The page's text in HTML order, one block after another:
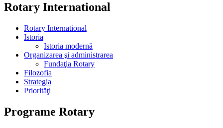
Rotary International
Rotary International
Istoria
Istoria modernă
Organizarea şi administrarea
Fundaţia Rotary
Filozofia
Strategia
Priorităţi
Programe Rotary